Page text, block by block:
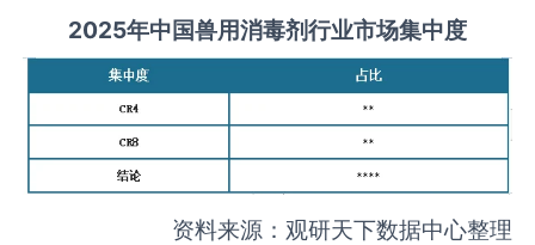
2025年中国兽用消毒剂行业市场集中度
资料来源：观研天下数据中心整理